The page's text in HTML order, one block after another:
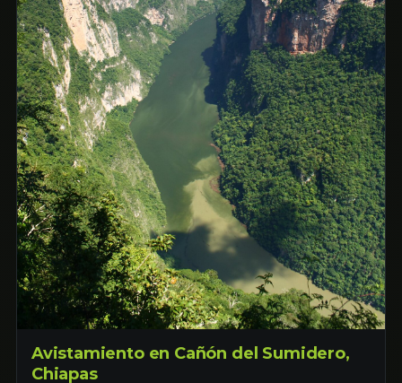
Avistamiento en Cañón del Sumidero,
Chiapas